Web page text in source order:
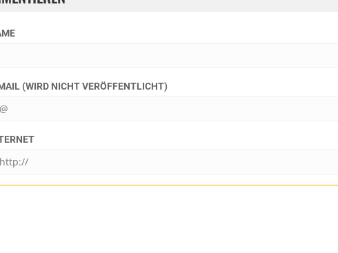
(WIRD NICHT VERÖFFENTLICHT)